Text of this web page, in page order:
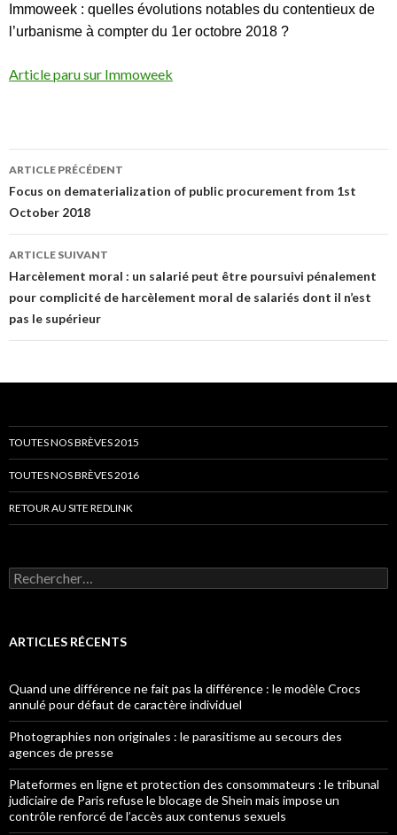
Immoweek : quelles évolutions notables du contentieux de
l’urbanisme à compter du 1er octobre 2018 ?
Article paru sur Immoweek
Navigation
des
articles
ARTICLE PRÉCÉDENT
Focus on dematerialization of public procurement from 1st
October 2018
ARTICLE SUIVANT
Harcèlement moral : un salarié peut être poursuivi pénalement
pour complicité de harcèlement moral de salariés dont il n’est
pas le supérieur
TOUTES NOS BRÈVES 2015
TOUTES NOS BRÈVES 2016
RETOUR AU SITE REDLINK
Rechercher :
ARTICLES RÉCENTS
Quand une différence ne fait pas la différence : le modèle Crocs
annulé pour défaut de caractère individuel
Photographies non originales : le parasitisme au secours des
agences de presse
Plateformes en ligne et protection des consommateurs : le tribunal
judiciaire de Paris refuse le blocage de Shein mais impose un
contrôle renforcé de l’accès aux contenus sexuels